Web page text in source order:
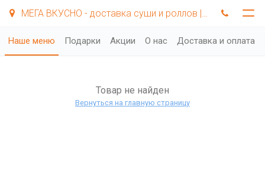
МЕГА ВКУСНО - доставка суши и роллов | Самара
Наше меню Подарки Акции О нас Доставка и оплата
Товар не найден
Вернуться на главную страницу